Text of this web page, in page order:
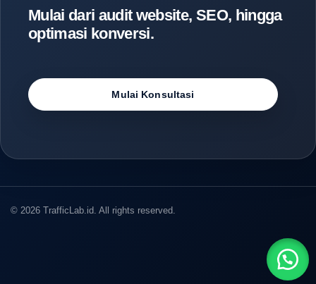
Mulai dari audit website, SEO, hingga
optimasi konversi.
Mulai Konsultasi
© 2026 TrafficLab.id. All rights reserved.